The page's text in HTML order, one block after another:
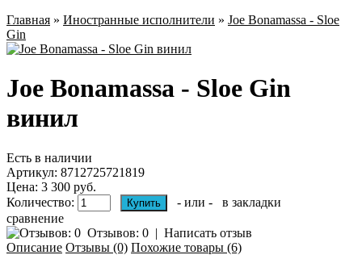
Главная » Иностранные исполнители » Joe Bonamassa - Sloe
Gin
Joe Bonamassa - Sloe Gin
винил
Есть в наличии
Артикул: 8712725721819
Цена: 3 300 руб.
Количество:
- или -
в закладки
сравнение
Отзывов: 0 | Написать отзыв
Описание Отзывы (0) Похожие товары (6)